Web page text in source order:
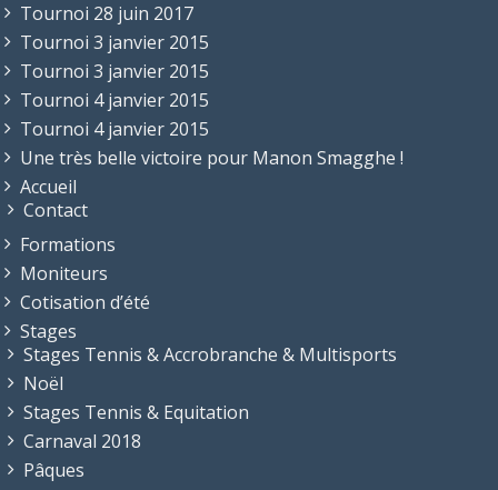
Tournoi 28 juin 2017
Tournoi 3 janvier 2015
Tournoi 3 janvier 2015
Tournoi 4 janvier 2015
Tournoi 4 janvier 2015
Une très belle victoire pour Manon Smagghe !
Accueil
Contact
Formations
Moniteurs
Cotisation d’été
Stages
Stages Tennis & Accrobranche & Multisports
Noël
Stages Tennis & Equitation
Carnaval 2018
Pâques